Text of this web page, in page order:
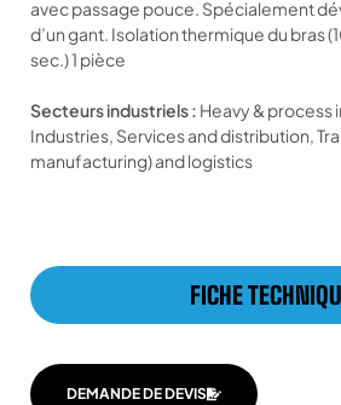
avec passage pouce. Spécialement
d’un gant. Isolation thermique du bras
sec.) 1 pièce
Secteurs industriels : Heavy & process
Industries, Services and distribution,
manufacturing) and logistics
FICHE
DEMANDE DE DEVIS